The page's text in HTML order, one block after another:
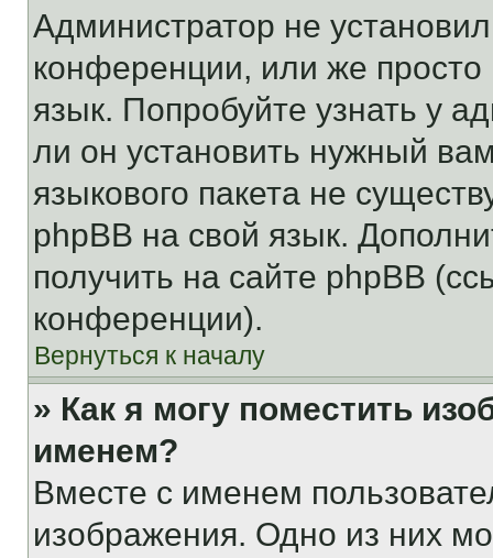
Администратор не
конференции, или же
язык. Попробуйте узнать у
ли он установить нужный
языкового пакета не
phpBB на свой язык.
получить на сайте phpBB
конференции).
Вернуться к началу
» Как я могу поместить
именем?
Вместе с именем
изображения. Одно из них